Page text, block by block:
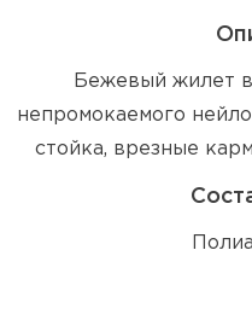
Бежевый жилет
непромокаемого
стойка, врезные